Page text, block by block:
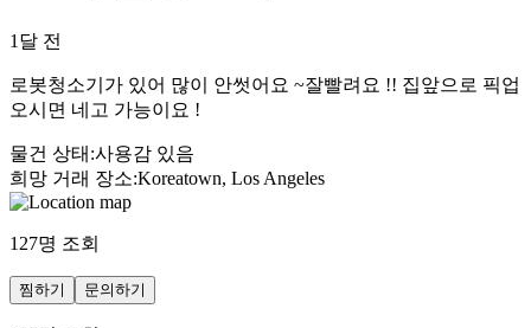
1달 전
로봇청소기가 있어 많이 안썻어요 ~잘빨려요 !! 집앞으로 픽업
오시면 네고 가능이요 !
물건 상태 :사용감 있음
희망 거래 장소:Koreatown, Los Angeles
127명 조회
찜하기 문의하기